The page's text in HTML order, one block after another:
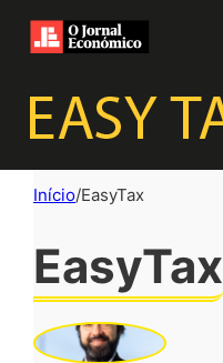
Início/EasyTax
EasyTax